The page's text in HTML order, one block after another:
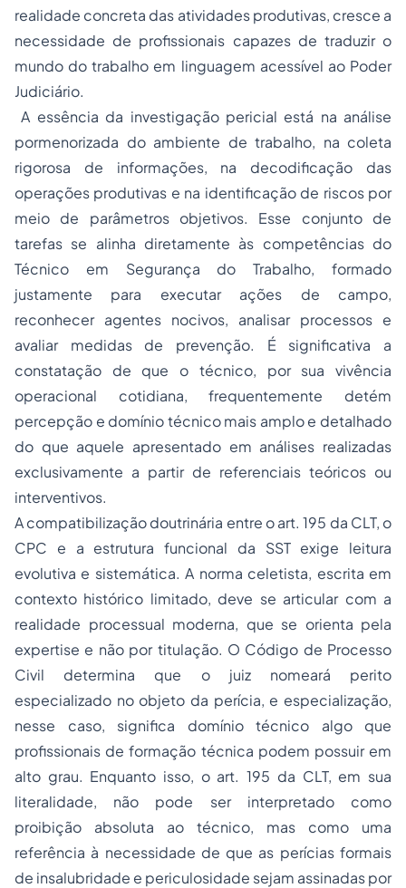
realidade concreta das atividades produtivas, cresce a
necessidade de profissionais capazes de traduzir o
mundo do trabalho em linguagem acessível ao Poder
Judiciário.
A essência da investigação pericial está na análise
pormenorizada do ambiente de trabalho, na coleta
rigorosa de informações, na decodificação das
operações produtivas e na identificação de riscos por
meio de parâmetros objetivos. Esse conjunto de
tarefas se alinha diretamente às competências do
Técnico em Segurança do Trabalho, formado
justamente para executar ações de campo,
reconhecer agentes nocivos, analisar processos e
avaliar medidas de prevenção. É significativa a
constatação de que o técnico, por sua vivência
operacional cotidiana, frequentemente detém
percepção e domínio técnico mais amplo e detalhado
do que aquele apresentado em análises realizadas
exclusivamente a partir de referenciais teóricos ou
interventivos.
A compatibilização doutrinária entre o art. 195 da CLT, o
CPC e a estrutura funcional da SST exige leitura
evolutiva e sistemática. A norma celetista, escrita em
contexto histórico limitado, deve se articular com a
realidade processual moderna, que se orienta pela
expertise e não por titulação. O Código de Processo
Civil determina que o juiz nomeará perito
especializado no objeto da perícia, e especialização,
nesse caso, significa domínio técnico algo que
profissionais de formação técnica podem possuir em
alto grau. Enquanto isso, o art. 195 da CLT, em sua
literalidade, não pode ser interpretado como
proibição absoluta ao técnico, mas como uma
referência à necessidade de que as perícias formais
de insalubridade e periculosidade sejam assinadas por